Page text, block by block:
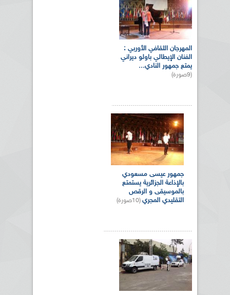
المهرجان الثقافي الأوربي :
الفنان الإيطالي باولو ديراني
يمتع جمهور النادي...
(9صورة)
جمهور عيسى مسعودي
بالإذاعة الجزائرية يستمتع
بالموسيقى و الرقص
التقليدي المجري (10صورة)